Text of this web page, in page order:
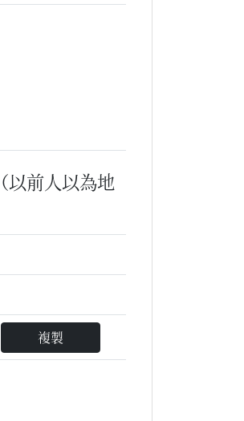
（以前人以為地
複製